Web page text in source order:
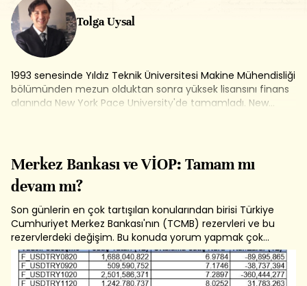
Tolga Uysal
1993 senesinde Yıldız Teknik Üniversitesi Makine Mühendisliği
bölümünden mezun olduktan sonra yüksek lisansını finans
alanında New York Pace University'de tamamladı. New
Yöneticisi" olarak çalıştı. 2003-2013 yılları arasında Vadeli
İşlem ve Opsiyon Borsası (VOB)'nın kurucu yöneticileri
arasında yer aldı.Halen Deriva Danışmanlık ve Eğitim
Ekonomi Üniversitesi'nde lisans ve lisansüstü dersler
vermektedir.
Merkez Bankası ve VİOP: Tamam mı
devam mı?
Son günlerin en çok tartışılan konularından birisi Türkiye
Cumhuriyet Merkez Bankası'nın (TCMB) rezervleri ve bu
rezervlerdeki değişim. Bu konuda yorum yapmak çok
kolay değil. Keza elimizde TCMB'nin son yıllarda yaptığı
döviz işlemleriyle ilgili net bir veri seti yok. Ancak TCMB'nin
2018 yılından...